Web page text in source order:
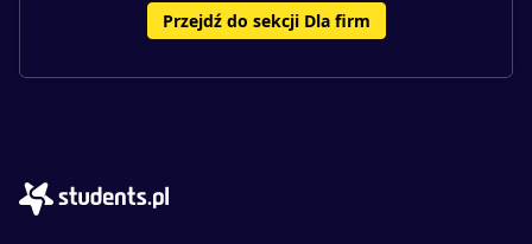
Przejdź do sekcji Dla firm